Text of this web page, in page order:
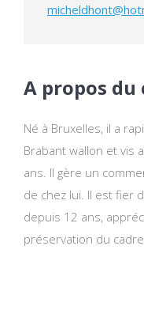
A propos du
Né à Bruxelles, il a
Brabant wallon et vis
ans. Il gère un
de chez lui. Il est fier
depuis 12 ans,
préservation du